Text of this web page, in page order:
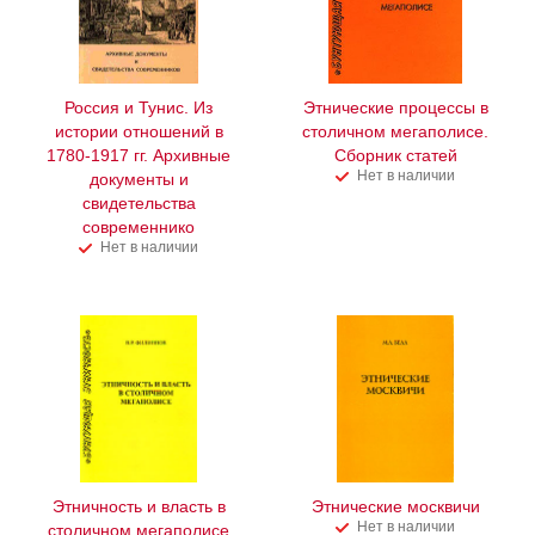
Россия и Тунис. Из
истории отношений в
1780-1917 гг. Архивные
документы и
свидетельства
современнико
Нет в наличии
Этнические процессы в
столичном мегаполисе.
Сборник статей
Нет в наличии
Этничность и власть в
столичном мегаполисе
Этнические москвичи
Нет в наличии